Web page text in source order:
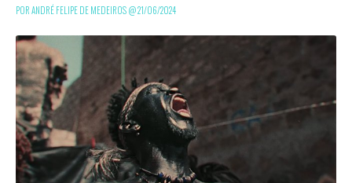
POR ANDRÉ FELIPE DE MEDEIROS @21/06/2024